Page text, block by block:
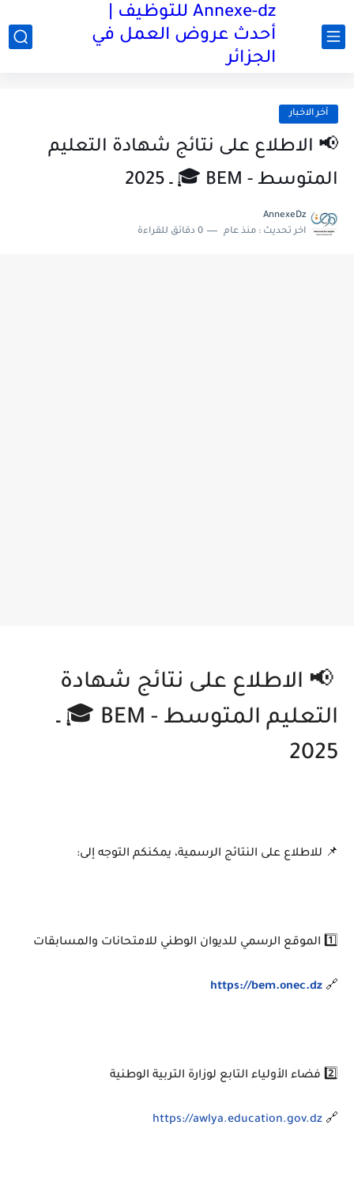
Annexe-dz للتوظيف |
أحدث عروض العمل في
الجزائر
آخر الاخبار
📢 الاطلاع على نتائج شهادة التعليم
المتوسط - BEM 🎓 ـ 2025
AnnexeDz
اخر تحديث : منذ عام 0 دقائق للقراءة
📢 الاطلاع على نتائج شهادة
التعليم المتوسط - BEM 🎓 ـ
2025
📌 للاطلاع على النتائج الرسمية، يمكنكم التوجه إلى:
1️⃣ الموقع الرسمي للديوان الوطني للامتحانات والمسابقات
🔗
https://bem.onec.dz
2️⃣ فضاء الأولياء التابع لوزارة التربية الوطنية
🔗
https://awlya.education.gov.dz